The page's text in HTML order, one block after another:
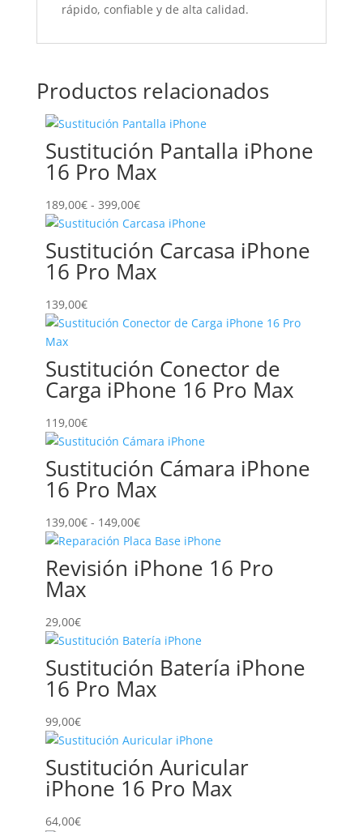
rápido, confiable y de alta calidad.
Productos relacionados
Sustitución Pantalla iPhone
16 Pro Max
189,00€ - 399,00€Rango
de
precios:
desde
189,00€
399,00€
Sustitución Carcasa iPhone
16 Pro Max
139,00€
Sustitución Conector de
Carga iPhone 16 Pro Max
119,00€
Sustitución Cámara iPhone
16 Pro Max
139,00€ - 149,00€Rango
de
precios:
desde
149,00€
Revisión iPhone 16 Pro
Max
29,00€
Sustitución Batería iPhone
16 Pro Max
99,00€
Sustitución Auricular
iPhone 16 Pro Max
64,00€